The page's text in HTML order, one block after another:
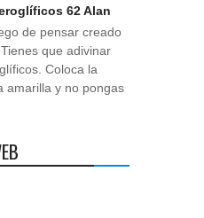
62 Alan
de pensar creado
que adivinar
Coloca la
amarilla y no pongas